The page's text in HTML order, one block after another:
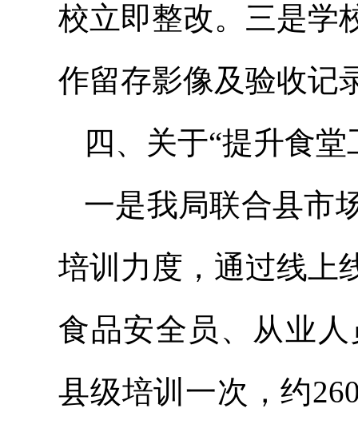
校立即整改。三是学
作留存影像及验收记
四、关于“提升食
一是我局联合县市
培训力度，通过线上
食品安全员、从业
县级培训一次，约